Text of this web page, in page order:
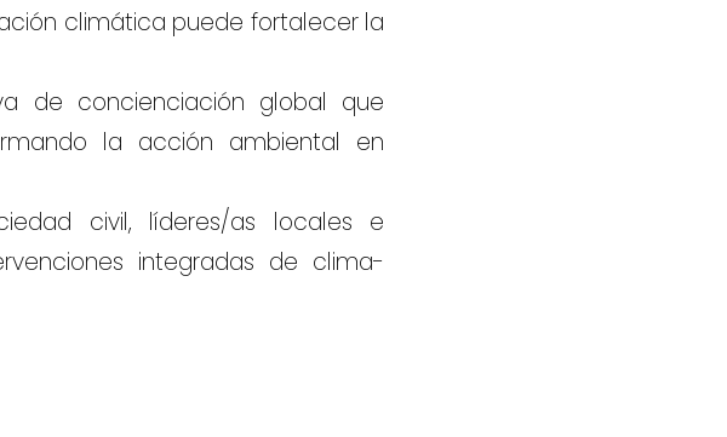
climática puede fortalecer la
de concienciación global que
la acción ambiental en
civil, líderes/as locales e
integradas de clima-